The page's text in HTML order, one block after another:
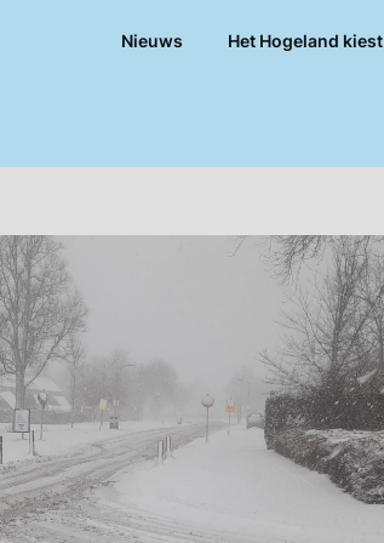
Nieuws Het Hogeland kiest